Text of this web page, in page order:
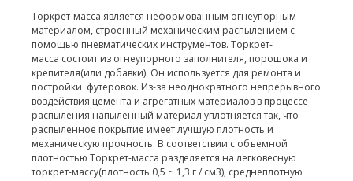
Торкрет-масса является неформованным огнеупорным
материалом, строенный механическим распылением с
помощью пневматических инструментов. Торкрет-
масса состоит из огнеупорного заполнителя, порошока и
крепителя(или добавки). Он используется для ремонта и
постройки футеровок. Из-за неоднократного непрерывного
воздействия цемента и агрегатных материалов в процессе
распыления напыленный материал уплотняется так, что
распыленное покрытие имеет лучшую плотность и
механическую прочность. В соответствии с объемной
плотностью Торкрет-масса разделяется на легковесную
торкрет-массу(плотность 0,5 ~ 1,3 г / см3), среднеплотную